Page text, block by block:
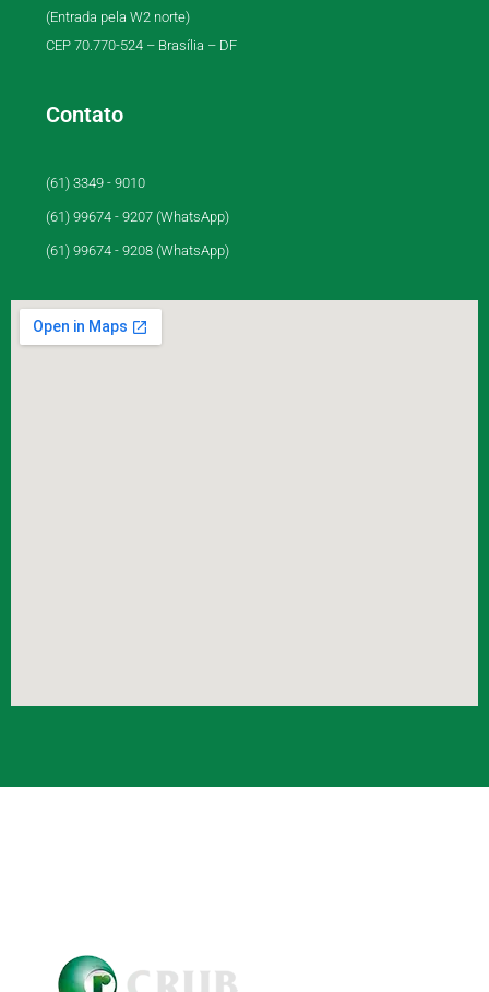
(Entrada pela W2 norte)
CEP 70.770-524 – Brasília – DF
Contato
(61) 3349 - 9010
(61) 99674 - 9207 (WhatsApp)
(61) 99674 - 9208 (WhatsApp)